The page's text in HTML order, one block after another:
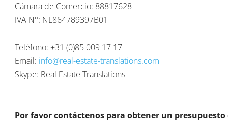
Cámara de Comercio: 88817628
IVA N°: NL864789397B01
Teléfono: +31 (0)85 009 17 17
Email: info@real-estate-translations.com
Skype: Real Estate Translations
Por favor contáctenos para obtener un